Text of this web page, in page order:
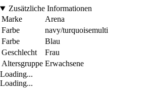
Zusätzliche Informationen
Marke
Arena
Farbe
navy/turquoisemulti
Farbe
Blau
Geschlecht
Frau
Altersgruppe Erwachsene
Loading...
Loading...